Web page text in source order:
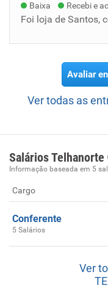
Baixa Recebi e
Avaliar
Ver todas as
Salários Telhanorte
Informação baseada em 5
Cargo
Conferente
5 Salários
Ver